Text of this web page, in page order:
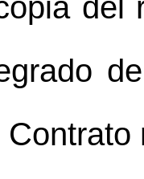
del